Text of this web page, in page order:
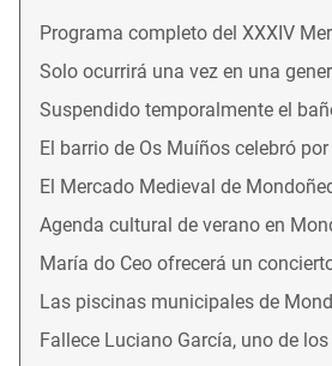
Programa completo del XXXIV
Solo ocurrirá una vez en una
Suspendido temporalmente el
El barrio de Os Muíños celebró
El Mercado Medieval de
Agenda cultural de verano en
María do Ceo ofrecerá un
Las piscinas municipales de
Fallece Luciano García, uno de